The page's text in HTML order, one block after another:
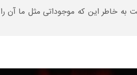
خاطر این که موجوداتی مثل ما آن را